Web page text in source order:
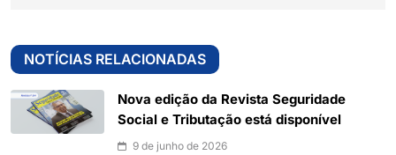
NOTÍCIAS RELACIONADAS
Nova edição da Revista Seguridade
Social e Tributação está disponível
9 de junho de 2026